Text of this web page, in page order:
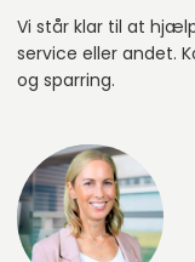
Vi står klar til at
service eller andet.
og sparring.